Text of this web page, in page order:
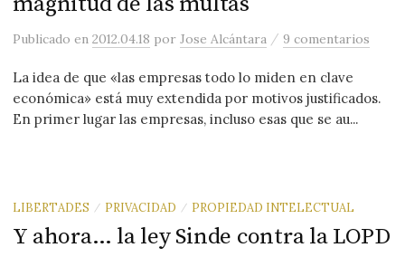
Publicadoen2012.04.18 porJose Alcántara /9 comentarios
La idea de que «las empresas todo lo miden en clave
económica» está muy extendida por motivos justificados.
En primer lugar las empresas, incluso esas que se au...
LIBERTADES / PRIVACIDAD / PROPIEDAD INTELECTUAL
Y ahora… la ley Sinde contra la LOPD